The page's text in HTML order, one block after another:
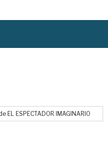
ESPECTADOR IMAGINARIO